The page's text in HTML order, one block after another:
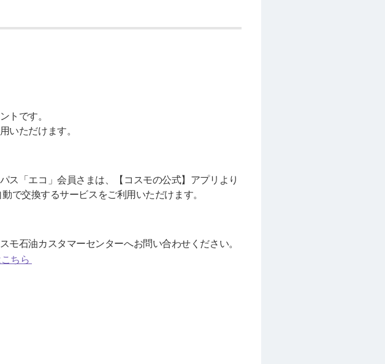
トです。
いただけます。
ス「エコ」会員さまは、【コスモの公式】アプリより
で交換するサービスをご利用いただけます。
石油カスタマーセンターへお問い合わせください。
ちら